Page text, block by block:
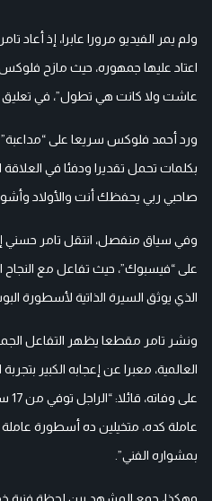
ولم يمر الفيديو مرورا عابرا، إذ أعاد
اعتاد عليها جمهوره، حيث مازح
عاشت ولا كانت هي تطول”، في تعليق
ورد أحمد فلوكس سريعا على “مداعبة”
بكلمات تحمل تقديرا ودفئا في العلاقة
صاحبي ربي يحفظك أنت والأولاد
وفي سياق منفصل، انتقل تامر حسني
الذي يوثق السيرة الذاتية لأسطورة
ونشر تامر مقطعا يظهر التفاعل
عاملة كده، متخيلين ده أسطورة عاملة
بمشواره الفني”.